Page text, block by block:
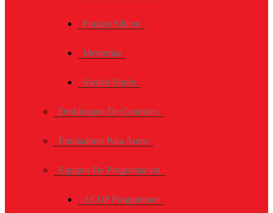
Fundas Silicon
Memorias
Switch Botón
Desbloqueo De Controles
Emuladores Para Autos
Equipos De Programación
ACDP Programmer